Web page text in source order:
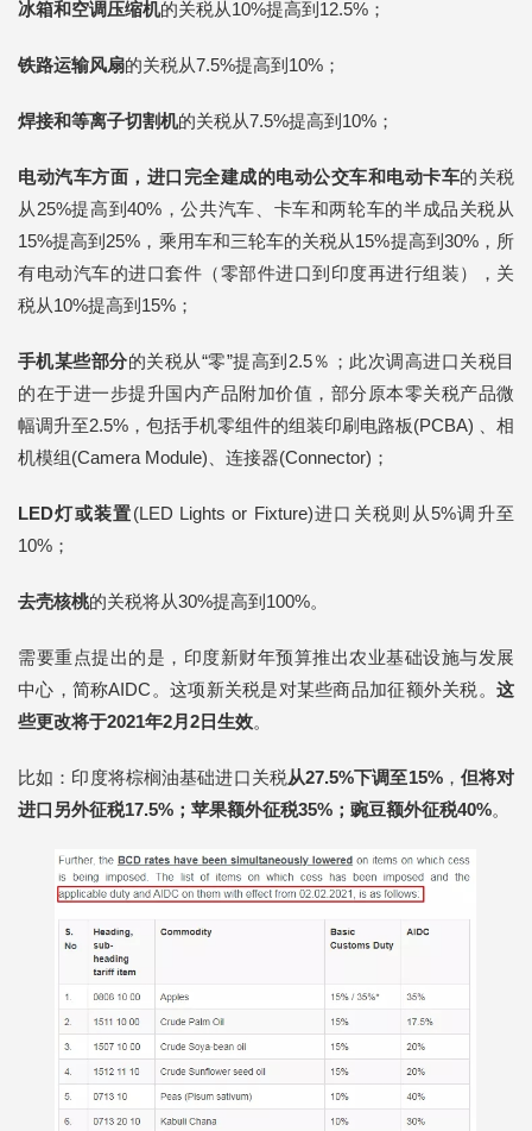
冰箱和空调压缩机的关税从10%提高到12.5%；
铁路运输风扇的关税从7.5%提高到10%；
焊接和等离子切割机的关税从7.5%提高到10%；
电动汽车方面，进口完全建成的电动公交车和电动卡车的关税
从25%提高到40%，公共汽车、卡车和两轮车的半成品关税从
15%提高到25%，乘用车和三轮车的关税从15%提高到30%，所
有电动汽车的进口套件（零部件进口到印度再进行组装），关
税从10%提高到15%；
手机某些部分的关税从“零”提高到2.5％；此次调高进口关税目
的在于进一步提升国内产品附加价值，部分原本零关税产品微
幅调升至2.5%，包括手机零组件的组装印刷电路板(PCBA) 、相
机模组(Camera Module)、连接器(Connector)；
LED灯或装置(LED Lights or Fixture)进口关税则从5%调升至
10%；
去壳核桃的关税将从30%提高到100%。
需要重点提出的是，印度新财年预算推出农业基础设施与发展
中心，简称AIDC。这项新关税是对某些商品加征额外关税。 这
些更改将于2021年2月2日生效。
比如：印度将棕榈油基础进口关税从27.5%下调至15%， 但将对
进口另外征税17.5%；苹果额外征税35%；豌豆额外征税40%。